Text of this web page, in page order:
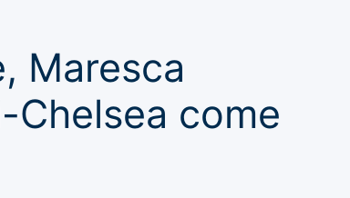
Maresca
Chelsea come